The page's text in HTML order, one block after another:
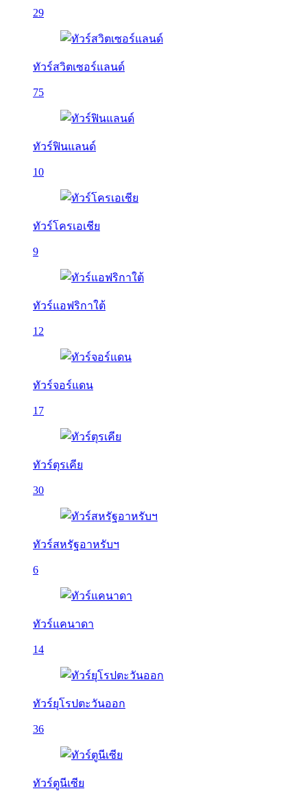
29
ทัวร์สวิตเซอร์แลนด์
75
ทัวร์ฟินแลนด์
10
ทัวร์โครเอเชีย
9
ทัวร์แอฟริกาใต้
12
ทัวร์จอร์แดน
17
ทัวร์ตุรเคีย
30
ทัวร์สหรัฐอาหรับฯ
6
ทัวร์แคนาดา
14
ทัวร์ยุโรปตะวันออก
36
ทัวร์ตูนีเซีย